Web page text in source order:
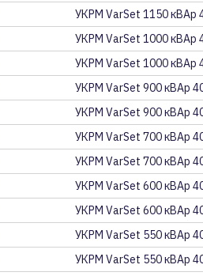
УКРМ VarSet 1150 кВАр
УКРМ VarSet 1000 кВАр
УКРМ VarSet 1000 кВАр
УКРМ VarSet 900 кВАр
УКРМ VarSet 900 кВАр
УКРМ VarSet 700 кВАр
УКРМ VarSet 700 кВАр
УКРМ VarSet 600 кВАр
УКРМ VarSet 600 кВАр
УКРМ VarSet 550 кВАр
УКРМ VarSet 550 кВАр